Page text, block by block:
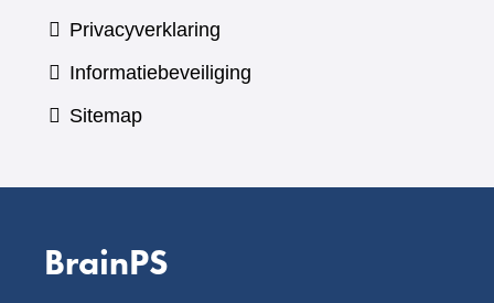
Privacyverklaring
Informatiebeveiliging
Sitemap
BrainPS